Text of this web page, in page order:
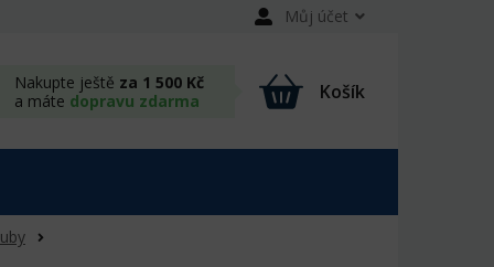
Můj účet
Nakupte ještě za 1 500 Kč
a máte dopravu zdarma Košík